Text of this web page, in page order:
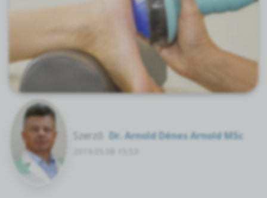
Szerző: Dr. Arnold Dénes Arnold MSc